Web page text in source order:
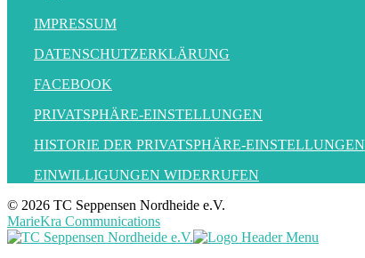
IMPRESSUM
DATENSCHUTZERKLÄRUNG
FACEBOOK
PRIVATSPHÄRE-EINSTELLUNGEN
HISTORIE DER PRIVATSPHÄRE-EINSTELLUNGEN
EINWILLIGUNGEN WIDERRUFEN
© 2026 TC Seppensen Nordheide e.V.
MarieKra Communications